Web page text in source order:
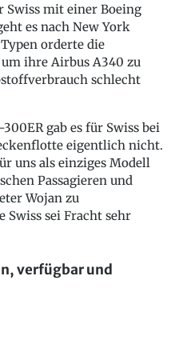
Swiss mit einer Boeing
es nach New York
orderte die
ihre Airbus A340 zu
schlecht
gab es für Swiss bei
eigentlich nicht.
uns als einziges Modell
Passagieren und
Wojan zu
Swiss sei Fracht sehr
verfügbar und